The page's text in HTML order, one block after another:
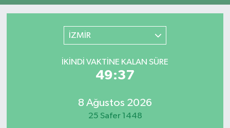
İZMİR
İKINDI VAKTINE KALAN SÜRE
49:37
8 Ağustos 2026
25 Safer 1448
Bilim
Bilim ve Teknoloji
Süper Lig Puan Durumu ve Fikstür
Tüm Manşetler
Son Dakika Haberleri